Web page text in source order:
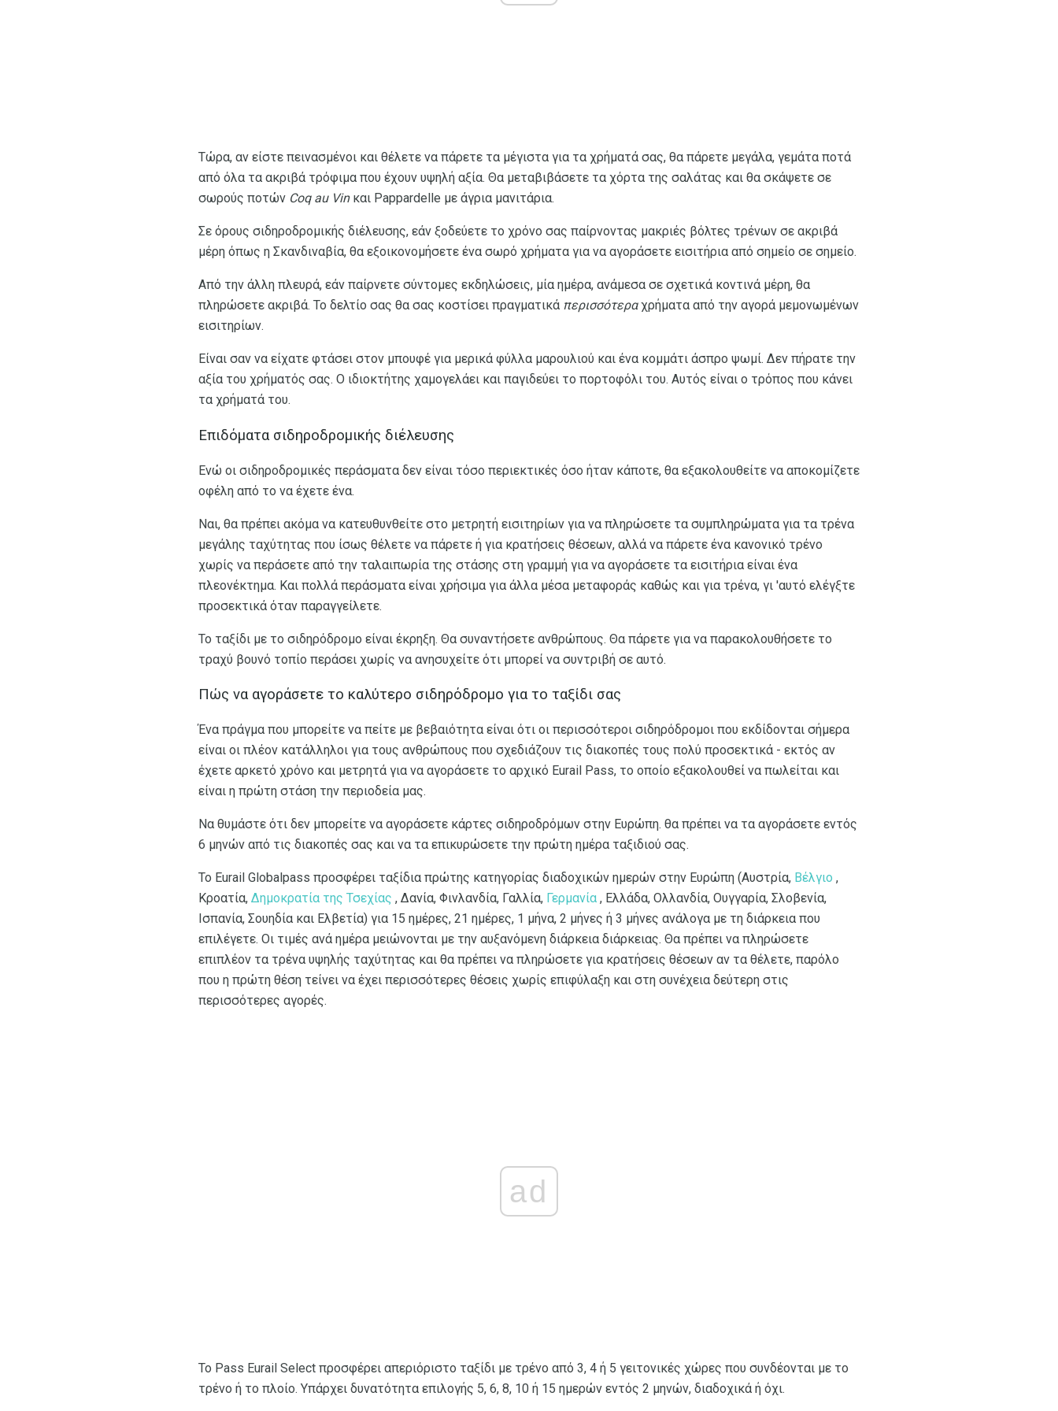
Τώρα, αν είστε πεινασμένοι και θέλετε να πάρετε τα μέγιστα για τα χρήματά σας, θα πάρετε μεγάλα, γεμάτα ποτά
από όλα τα ακριβά τρόφιμα που έχουν υψηλή αξία. Θα μεταβιβάσετε τα χόρτα της σαλάτας και θα σκάψετε σε
σωρούς ποτών Coq au Vinκαι Pappardelle με άγρια ​​μανιτάρια.
Σε όρους σιδηροδρομικής διέλευσης, εάν ξοδεύετε το χρόνο σας παίρνοντας μακριές βόλτες τρένων σε ακριβά
μέρη όπως η Σκανδιναβία, θα εξοικονομήσετε ένα σωρό χρήματα για να αγοράσετε εισιτήρια από σημείο σε σημείο.
Από την άλλη πλευρά, εάν παίρνετε σύντομες εκδηλώσεις, μία ημέρα, ανάμεσα σε σχετικά κοντινά μέρη, θα
πληρώσετε ακριβά. Το δελτίο σας θα σας κοστίσει πραγματικά περισσότεραχρήματα από την αγορά μεμονωμένων
εισιτηρίων.
Είναι σαν να είχατε φτάσει στον μπουφέ για μερικά φύλλα μαρουλιού και ένα κομμάτι άσπρο ψωμί. Δεν πήρατε την
αξία του χρήματός σας. Ο ιδιοκτήτης χαμογελάει και παγιδεύει το πορτοφόλι του. Αυτός είναι ο τρόπος που κάνει
τα χρήματά του.
Επιδόματα σιδηροδρομικής διέλευσης
Ενώ οι σιδηροδρομικές περάσματα δεν είναι τόσο περιεκτικές όσο ήταν κάποτε, θα εξακολουθείτε να αποκομίζετε
οφέλη από το να έχετε ένα.
Ναι, θα πρέπει ακόμα να κατευθυνθείτε στο μετρητή εισιτηρίων για να πληρώσετε τα συμπληρώματα για τα τρένα
μεγάλης ταχύτητας που ίσως θέλετε να πάρετε ή για κρατήσεις θέσεων, αλλά να πάρετε ένα κανονικό τρένο
χωρίς να περάσετε από την ταλαιπωρία της στάσης στη γραμμή για να αγοράσετε τα εισιτήρια είναι ένα
πλεονέκτημα. Και πολλά περάσματα είναι χρήσιμα για άλλα μέσα μεταφοράς καθώς και για τρένα, γι 'αυτό ελέγξτε
προσεκτικά όταν παραγγείλετε.
Το ταξίδι με το σιδηρόδρομο είναι έκρηξη. Θα συναντήσετε ανθρώπους. Θα πάρετε για να παρακολουθήσετε το
τραχύ βουνό τοπίο περάσει χωρίς να ανησυχείτε ότι μπορεί να συντριβή σε αυτό.
Πώς να αγοράσετε το καλύτερο σιδηρόδρομο για το ταξίδι σας
Ένα πράγμα που μπορείτε να πείτε με βεβαιότητα είναι ότι οι περισσότεροι σιδηρόδρομοι που εκδίδονται σήμερα
είναι οι πλέον κατάλληλοι για τους ανθρώπους που σχεδιάζουν τις διακοπές τους πολύ προσεκτικά - εκτός αν
έχετε αρκετό χρόνο και μετρητά για να αγοράσετε το αρχικό Eurail Pass, το οποίο εξακολουθεί να πωλείται και
είναι η πρώτη στάση την περιοδεία μας.
Να θυμάστε ότι δεν μπορείτε να αγοράσετε κάρτες σιδηροδρόμων στην Ευρώπη. θα πρέπει να τα αγοράσετε εντός
6 μηνών από τις διακοπές σας και να τα επικυρώσετε την πρώτη ημέρα ταξιδιού σας.
Το Eurail Globalpass προσφέρει ταξίδια πρώτης κατηγορίας διαδοχικών ημερών στην Ευρώπη (Αυστρία, Βέλγιο ,
Κροατία, Δημοκρατία της Τσεχίας , Δανία, Φινλανδία, Γαλλία, Γερμανία , Ελλάδα, Ολλανδία, Ουγγαρία, Σλοβενία,
Ισπανία, Σουηδία και Ελβετία) για 15 ημέρες, 21 ημέρες, 1 μήνα, 2 μήνες ή 3 μήνες ανάλογα με τη διάρκεια που
επιλέγετε. Οι τιμές ανά ημέρα μειώνονται με την αυξανόμενη διάρκεια διάρκειας. Θα πρέπει να πληρώσετε
επιπλέον τα τρένα υψηλής ταχύτητας και θα πρέπει να πληρώσετε για κρατήσεις θέσεων αν τα θέλετε, παρόλο
που η πρώτη θέση τείνει να έχει περισσότερες θέσεις χωρίς επιφύλαξη και στη συνέχεια δεύτερη στις
περισσότερες αγορές.
ad
Το Pass Eurail Select προσφέρει απεριόριστο ταξίδι με τρένο από 3, 4 ή 5 γειτονικές χώρες που συνδέονται με το
τρένο ή το πλοίο. Υπάρχει δυνατότητα επιλογής 5, 6, 8, 10 ή 15 ημερών εντός 2 μηνών, διαδοχικά ή όχι.